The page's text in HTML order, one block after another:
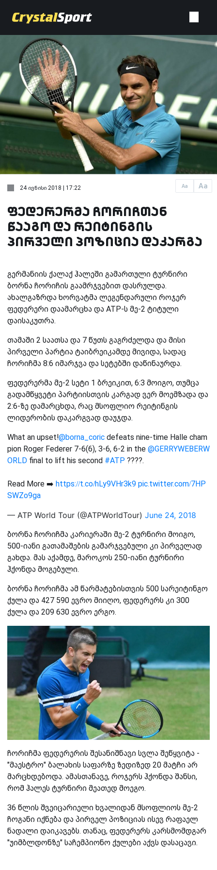
Aa Aa
24 ივნისი 2018 | 17:22
ფედერერმა ჩორიჩთან
წააგო და რეიტინგის
პირველი პოზიცია დაკარგა
გერმანიის ქალაქ ჰალეში გამართული ტურნირი
ბორნა ჩორიჩის გაამრჯვებით დასრულდა.
ახალგაზრდა ხორვატმა ლეგენდარული როჯერ
ფედერერი დაამარცხა და ATP-ს მე-2 ტიტული
დაისაკუთრა.
თამაში 2 საათსა და 7 წუთს გაგრძელდა და მისი
პირველი პარტია ტაიბრეიკამდე მივიდა, სადაც
ჩორიჩმა 8:6 იმარჯვა და სეტებში დაწინაურდა.
ფედერერმა მე-2 სეტი 1 ბრეიკით, 6:3 მოიგო, თუმცა
გადამწყვეტი პარტიისთვის კარგად ვერ მოემზადა და
2:6-ზე დამარცხდა, რაც მსოფლიო რეიტინგის
ლიდერობის დაკარგვად დაუჯდა.
What an upset!@borna_coric defeats nine-time Halle cham
pion Roger Federer 7-6(6), 3-6, 6-2 in the @GERRYWEBERW
ORLD final to lift his second #ATP ????.
Read More ➡️ https://t.co/hLy9VHr3k9 pic.twitter.com/7HP
SWZo9ga
— ATP World Tour (@ATPWorldTour) June 24, 2018
ბორნა ჩორიჩმა კარიერაში მე-2 ტურნირი მოიგო,
500-იანი გათამაშების გამარჯვებული კი პირველად
გახდა. მას აქამდე, მაროკოს 250-იანი ტურნირი
ჰქონდა მოგებული.
ბორნა ჩორიჩმა ამ წარმატებისთვის 500 სარეიტინგო
ქულა და 427 590 ევრო მიიღო, ფედერერს კი 300
ქულა და 209 630 ევრო ერგო.
ჩორიჩმა ფედერერის შესანიშნავი სვლა შეწყვიტა -
"მაესტრო" ბალახის საფარზე ზედიზედ 20 მატჩი არ
მარცხდებოდა. ამასთანავე, როჯერს ჰქონდა შანსი,
რომ ჰალეს ტურნირი მეათედ მოეგო.
36 წლის შვეიცარიელი ხვალიდან მსოფლიოს მე-2
ჩოგანი იქნება და პირველ პოზიციას ისევ რაფაელ
ნადალი დაიკავებს. თანაც, ფედერერს კარსმომდგარ
"უიმბლდონზე" საჩემპიონო ქულები აქვს დასაცავი.